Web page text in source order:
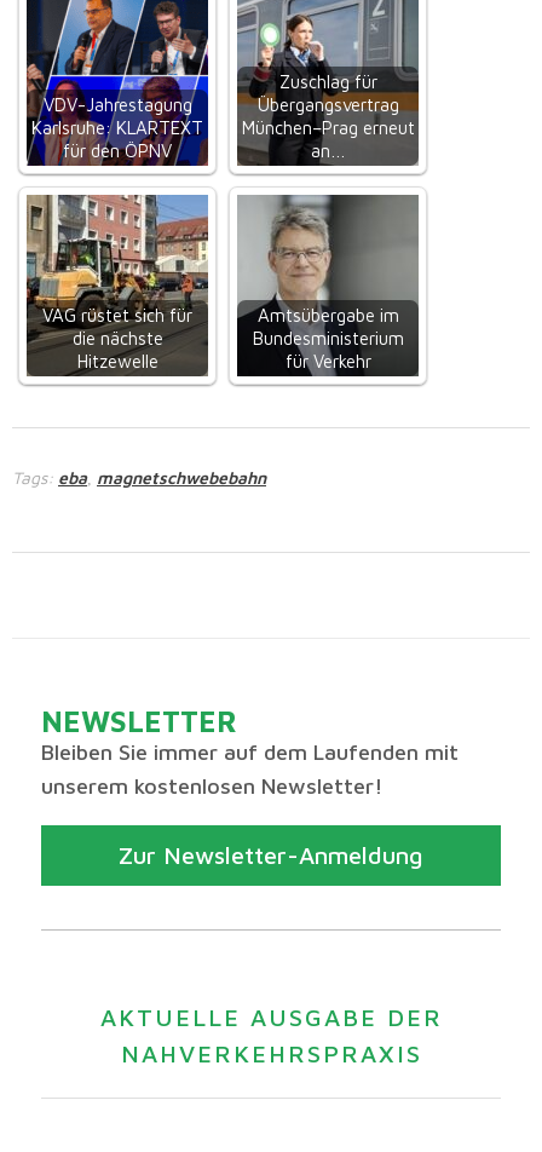
VDV-Jahrestagung
Karlsruhe: KLARTEXT
für den ÖPNV
Zuschlag für
Übergangsvertrag
München–Prag erneut
an…
VAG rüstet sich für
die nächste
Hitzewelle
Amtsübergabe im
Bundesministerium
für Verkehr
Tags: eba, magnetschwebebahn
NEWSLETTER
Bleiben Sie immer auf dem Laufenden mit
unserem kostenlosen Newsletter!
Zur Newsletter-Anmeldung
AKTUELLE AUSGABE DER
NAHVERKEHRSPRAXIS